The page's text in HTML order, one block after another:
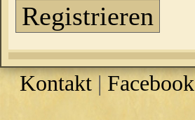
Registrieren
Kontakt | Facebook